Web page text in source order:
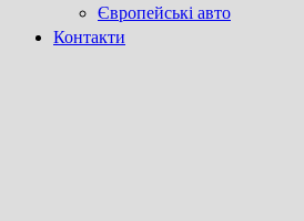
Європейські авто
Контакти